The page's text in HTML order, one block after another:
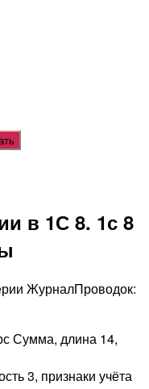
в 1С 8. 1с 8
ЖурналПроводок:
Сумма, длина 14,
3, признаки учёта